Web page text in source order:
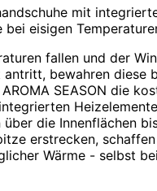
mit
eisigen
fallen und der
bewahren diese
SEASON die
die Innenflächen
erstrecken,
Wärme - selbst